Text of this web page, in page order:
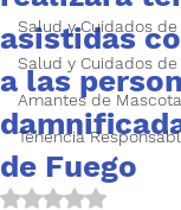
Salud y Cuidados de
Salud y Cuidados de
Amantes de
Tenencia
asistidas
a las
de Fuego
Obtuvo NaN de